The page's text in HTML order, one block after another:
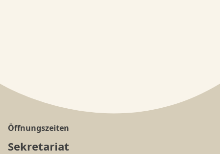
Öffnungszeiten
Sekretariat